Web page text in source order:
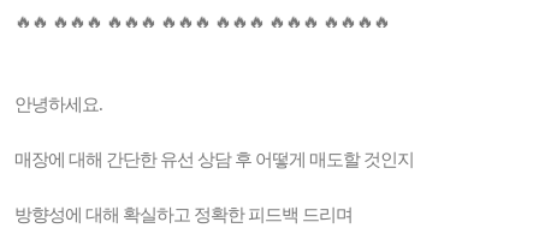
🔥🔥 🔥🔥🔥 🔥🔥🔥 🔥🔥🔥 🔥🔥🔥 🔥🔥🔥 🔥🔥🔥🔥
안녕하세요.
매장에 대해 간단한 유선 상담 후 어떻게 매도할 것인지
방향성에 대해 확실하고 정확한 피드백 드리며